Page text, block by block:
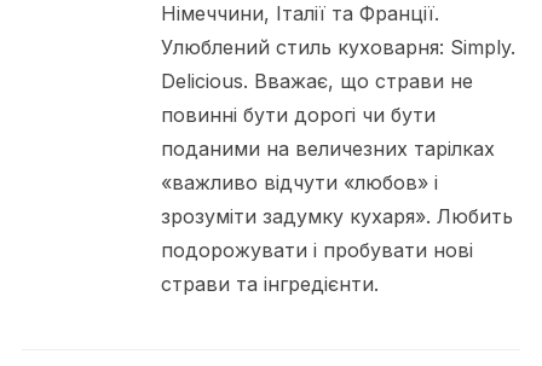
Німеччини, Італії та Франції.
Улюблений стиль куховарня: Simply.
Delicious. Вважає, що страви не
повинні бути дорогі чи бути
поданими на величезних тарілках
«важливо відчути «любов» і
зрозуміти задумку кухаря». Любить
подорожувати і пробувати нові
страви та інгредієнти.